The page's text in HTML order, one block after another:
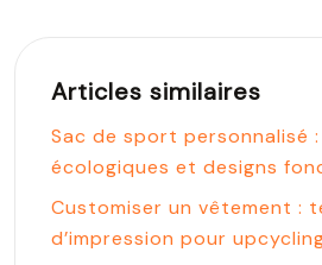
Articles similaires
Sac de sport personnalisé
écologiques et designs
Customiser un vêtement :
d’impression pour